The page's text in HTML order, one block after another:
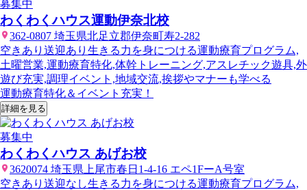
募集中
わくわくハウス運動伊奈北校
362-0807 埼玉県北足立郡伊奈町寿2-282
空きあり 送迎あり 生きる力を身につける運動療育プログラム,
土曜営業,運動療育特化,体幹トレーニング,アスレチック遊具,外
遊び充実,調理イベント,地域交流,挨拶やマナーも学べる
運動療育特化＆イベント充実！
詳細を見る
募集中
わくわくハウス あげお校
3620074 埼玉県上尾市春日1-4-16 エペ1FーA号室
空きあり 送迎なし生きる力を身につける運動療育プログラム,